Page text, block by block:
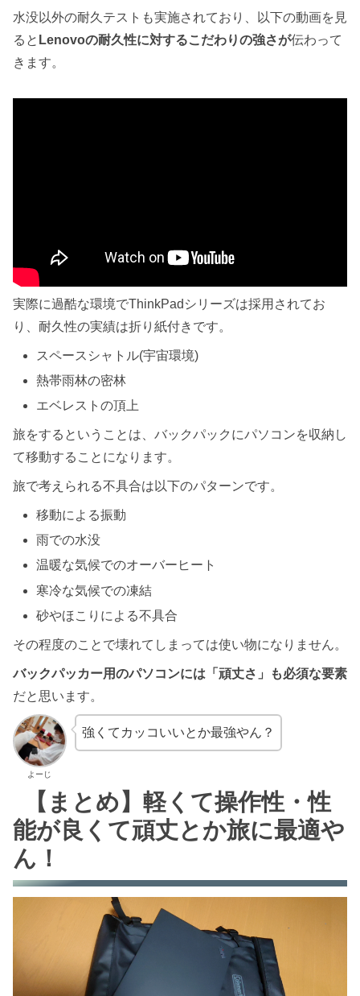
水没以外の耐久テストも実施されており、以下の動画を見
ると Lenovoの耐久性に対するこだわりの強さが伝わって
きます。
実際に過酷な環境でThinkPadシリーズは採用されてお
り、耐久性の実績は折り紙付きです。
スペースシャトル(宇宙環境)
熱帯雨林の密林
エベレストの頂上
旅をするということは、バックパックにパソコンを収納し
て移動することになります。
旅で考えられる不具合は以下のパターンです。
移動による振動
雨での水没
温暖な気候でのオーバーヒート
寒冷な気候での凍結
砂やほこりによる不具合
その程度のことで壊れてしまっては使い物になりません。
バックパッカー用のパソコンには「頑丈さ」も必須な要素
だと思います。
よーじ
強くてカッコいいとか最強やん？
【まとめ】軽くて操作性・性
能が良くて頑丈とか旅に最適や
ん！